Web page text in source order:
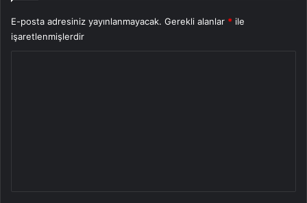
E-posta adresiniz yayınlanmayacak. Gerekli alanlar * ile
işaretlenmişlerdir